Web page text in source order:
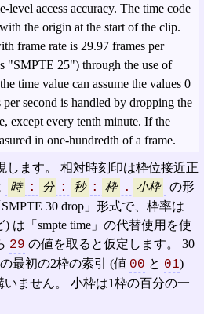
level access accuracy. The time code
the origin at the start of the clip.
frame rate is 29.97 frames per
"SMPTE 25") through the use of
time value can assume the values 0
second is handled by dropping the
except every tenth minute. If the
in one-hundredth of a frame.
します。 相対時刻印は枠位接近正
時 : 分 : 秒 : 枠 . 小枠
の形
30 drop」形式で、枠率は
は「smpte time」の代替使用を使
29 の値を取ると仮定します。 30
最初の2枠の索引 (値 00 と 01)
ません。 小枠は1枠の百分の一